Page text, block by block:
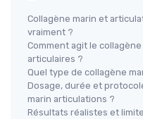
Collagène marin et
vraiment ?
Comment agit le
articulaires ?
Quel type de collagène
Dosage, durée et
marin articulations ?
Résultats réalistes et